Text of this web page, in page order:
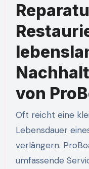
von
Oft reicht eine
Lebensdauer
verlängern.
umfassende